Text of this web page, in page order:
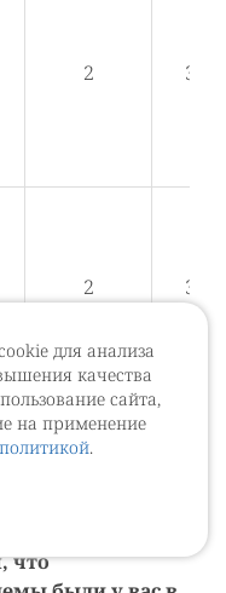
для анализа
качества
сайта,
на применение
политикой.
2 3
2 3
2
что